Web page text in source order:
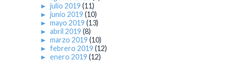
► julio 2019 (11)
► junio 2019 (10)
► mayo 2019 (13)
► abril 2019 (8)
► marzo 2019 (10)
► febrero 2019 (12)
► enero 2019 (12)